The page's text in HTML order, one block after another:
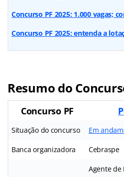
Concurso PF 2025: 1.000 vagas;
Concurso PF 2025: entenda a
Resumo do
Concurso PF
Situação do concurso Em
Banca organizadora Cebraspe
Agente de